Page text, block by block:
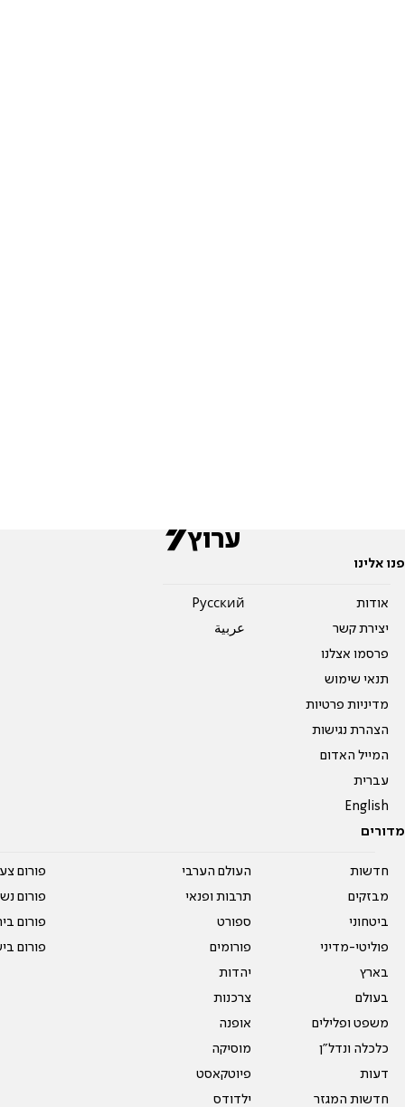
פנו אלינו
אודות
יצירת קשר
פרסמו אצלנו
תנאי שימוש
מדיניות פרטיות
הצהרת נגישות
המייל האדום
עברית
English
Pусский
عربية
מדורים
חדשות
מבזקים
ביטחוני
פוליטי-מדיני
בארץ
בעולם
משפט ופלילים
כלכלה ונדל"ן
דעות
חדשות המגזר
העולם הערבי
תרבות ופנאי
ספורט
פורומים
יהדות
צרכנות
אופנה
מוסיקה
פיוטקאסט
ילדודס
פורום
פורום
פורום
פורום